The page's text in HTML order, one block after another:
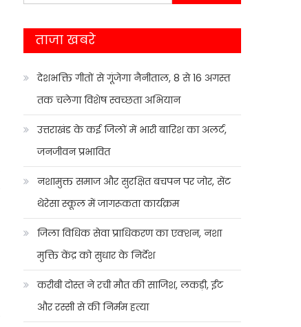
for:
ताजा खबरे
देशभक्ति गीतों से गूंजेगा नैनीताल, 8 से 16 अगस्त
तक चलेगा विशेष स्वच्छता अभियान
उत्तराखंड के कई जिलों में भारी बारिश का अलर्ट,
जनजीवन प्रभावित
नशामुक्त समाज और सुरक्षित बचपन पर जोर, सेंट
थेरेसा स्कूल में जागरूकता कार्यक्रम
जिला विधिक सेवा प्राधिकरण का एक्शन, नशा
मुक्ति केंद्र को सुधार के निर्देश
करीबी दोस्त ने रची मौत की साजिश, लकड़ी, ईंट
और रस्सी से की निर्मम हत्या